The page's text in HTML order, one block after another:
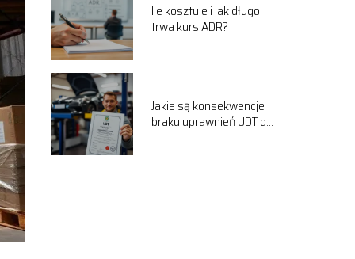
Ile kosztuje i jak długo
trwa kurs ADR?
Jakie są konsekwencje
braku uprawnień UDT do